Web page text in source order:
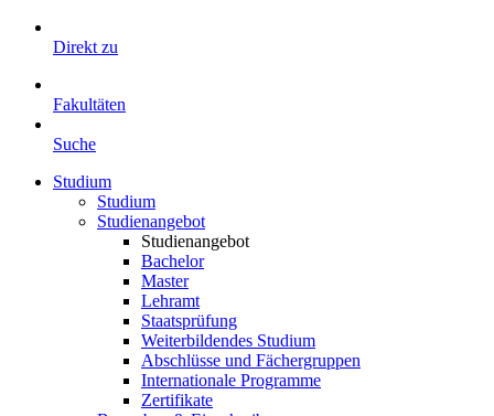
Direkt zu
Fakultäten
Suche
Studium
Studium
Studienangebot
Studienangebot
Bachelor
Master
Lehramt
Staatsprüfung
Weiterbildendes Studium
Abschlüsse und Fächergruppen
Internationale Programme
Zertifikate